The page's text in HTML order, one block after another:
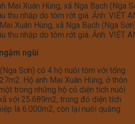
Xuân Hùng, xã Nga Bạch (Nga
thu nhập do tôm rớt giá. Ảnh: VIỆT
ngùi
Sơn) có 4 hộ nuôi tôm với tổng
Hộ anh Mai Xuân Hùng, ở thôn
trong những hộ có diện tích nuôi
với 25.689m2, trong đó diện tích
là 6.000m2, còn lại nuôi quảng